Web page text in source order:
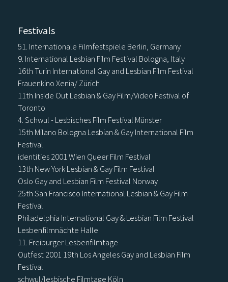
Festivals
51. Internationale Filmfestspiele Berlin, Germany
9. International Lesbian Film Festival Bologna, Italy
16th Turin International Gay and Lesbian Film Festival
Frauenkino Xenia/ Zürich
11th Inside Out Lesbian & Gay Film/Video Festival of
Toronto
4. Schwul - Lesbisches Film Festival Münster
15th Milano Bologna Lesbian & Gay International Film
Festival
identities 2001 Wien Queer Film Festival
13th New York Lesbian & Gay Film Festival
Oslo Gay and Lesbian Film Festival Norway
25th San Francisco International Lesbian & Gay Film
Festival
Philadelphia International Gay & Lesbian Film Festival
Lesbenfilmnächte Halle
11. Freiburger Lesbenfilmtage
Outfest 2001 19th Los Angeles Gay and Lesbian Film
Festival
schwul/lesbische Filmtage Köln